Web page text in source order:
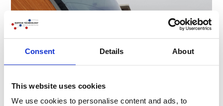
Consent Details About
This website uses cookies
We use cookies to personalise content and ads, to